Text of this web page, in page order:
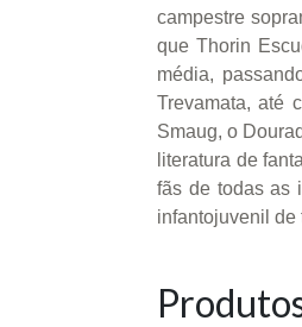
campestre
que Thorin
média,
Trevamata, até
Smaug, o
literatura de
fãs de todas as
infantojuvenil de